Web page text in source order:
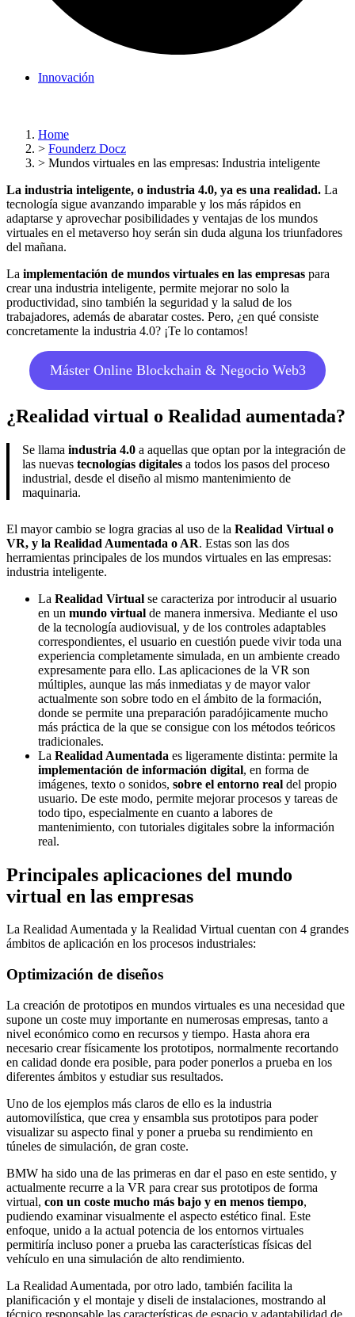
Innovación
Home
> Founderz Docz
> Mundos virtuales en las empresas: Industria inteligente
La industria inteligente, o industria 4.0, ya es una realidad. La
tecnología sigue avanzando imparable y los más rápidos en
adaptarse y aprovechar posibilidades y ventajas de los mundos
virtuales en el metaverso hoy serán sin duda alguna los triunfadores
del mañana.
La implementación de mundos virtuales en las empresas para
crear una industria inteligente, permite mejorar no solo la
productividad, sino también la seguridad y la salud de los
trabajadores, además de abaratar costes. Pero, ¿en qué consiste
concretamente la industria 4.0? ¡Te lo contamos!
Máster Online Blockchain & Negocio Web3
¿Realidad virtual o Realidad aumentada?
Se llama industria 4.0 a aquellas que optan por la integración de
las nuevas tecnologías digitales a todos los pasos del proceso
industrial, desde el diseño al mismo mantenimiento de
maquinaria.
El mayor cambio se logra gracias al uso de la Realidad Virtual o
VR, y la Realidad Aumentada o AR. Estas son las dos
herramientas principales de los mundos virtuales en las empresas:
industria inteligente.
La Realidad Virtual se caracteriza por introducir al usuario
en un mundo virtual de manera inmersiva. Mediante el uso
de la tecnología audiovisual, y de los controles adaptables
correspondientes, el usuario en cuestión puede vivir toda una
experiencia completamente simulada, en un ambiente creado
expresamente para ello. Las aplicaciones de la VR son
múltiples, aunque las más inmediatas y de mayor valor
actualmente son sobre todo en el ámbito de la formación,
donde se permite una preparación paradójicamente mucho
más práctica de la que se consigue con los métodos teóricos
tradicionales.
La Realidad Aumentada es ligeramente distinta: permite la
implementación de información digital, en forma de
imágenes, texto o sonidos, sobre el entorno real del propio
usuario. De este modo, permite mejorar procesos y tareas de
todo tipo, especialmente en cuanto a labores de
mantenimiento, con tutoriales digitales sobre la información
real.
Principales aplicaciones del mundo
virtual en las empresas
La Realidad Aumentada y la Realidad Virtual cuentan con 4 grandes
ámbitos de aplicación en los procesos industriales:
Optimización de diseños
La creación de prototipos en mundos virtuales es una necesidad que
supone un coste muy importante en numerosas empresas, tanto a
nivel económico como en recursos y tiempo. Hasta ahora era
necesario crear físicamente los prototipos, normalmente recortando
en calidad donde era posible, para poder ponerlos a prueba en los
diferentes ámbitos y estudiar sus resultados.
Uno de los ejemplos más claros de ello es la industria
automovilística, que crea y ensambla sus prototipos para poder
visualizar su aspecto final y poner a prueba su rendimiento en
túneles de simulación, de gran coste.
BMW ha sido una de las primeras en dar el paso en este sentido, y
actualmente recurre a la VR para crear sus prototipos de forma
virtual, con un coste mucho más bajo y en menos tiempo,
pudiendo examinar visualmente el aspecto estético final. Este
enfoque, unido a la actual potencia de los entornos virtuales
permitiría incluso poner a prueba las características físicas del
vehículo en una simulación de alto rendimiento.
La Realidad Aumentada, por otro lado, también facilita la
planificación y el montaje y diseli de instalaciones, mostrando al
técnico responsable las características de espacio y adaptabilidad de